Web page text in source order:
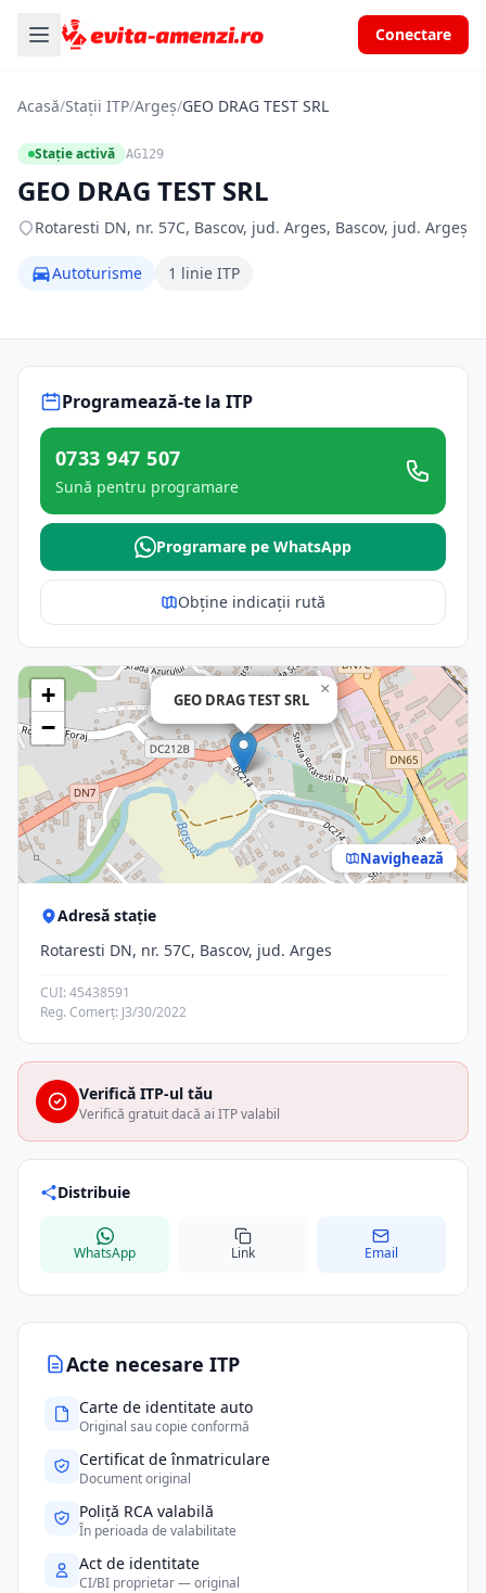
Conectare
Acasă/Stații ITP/Argeș/GEO DRAG TEST SRL
Stație activă AG129
GEO DRAG TEST SRL
Rotaresti DN, nr. 57C, Bascov, jud. Arges, Bascov, jud. Argeș
Autoturisme 1 linie ITP
Acte necesare ITP
Carte de identitate auto
Original sau copie conformă
Certificat de înmatriculare
Document original
Poliță RCA valabilă
În perioada de valabilitate
Act de identitate
CI/BI proprietar — original
Programează-te la ITP
0733 947 507
Sună pentru programare
Programare pe WhatsApp
Obține indicații rută
GEO DRAG TEST SRL
×
+
−
Navighează
Adresă stație
Rotaresti DN, nr. 57C, Bascov, jud. Arges
CUI: 45438591
Reg. Comerț: J3/30/2022
Verifică ITP-ul tău
Verifică gratuit dacă ai ITP valabil
Distribuie
WhatsApp Link Email